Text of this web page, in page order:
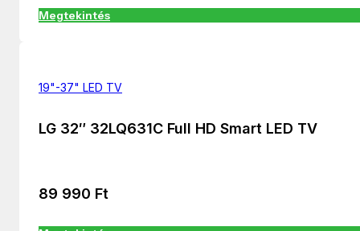
Megtekintés
19"-37" LED TV
LG 32″ 32LQ631C Full HD Smart LED TV
89 990 Ft